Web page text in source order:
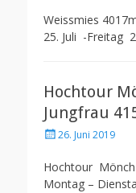
Weissmies
25. Juli -Freitag
Hochtour
Jungfrau
Posted26. Juni 2019
Hochtour Mönch
Montag –